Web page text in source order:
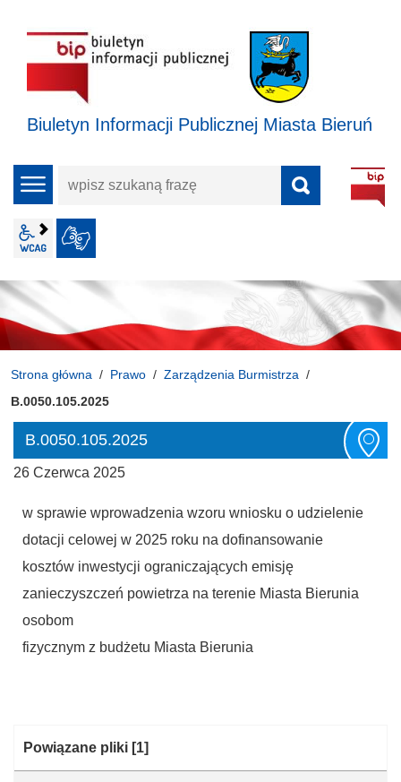
Biuletyn Informacji Publicznej Miasta Bieruń
menu
wpisz
frazę
wcag2.1
Strona główna Prawo
Zarządzenia Burmistrza
B.0050.105.2025
B.0050.105.2025
26 Czerwca 2025
w sprawie wprowadzenia wzoru wniosku o udzielenie
dotacji celowej w 2025 roku na dofinansowanie
kosztów inwestycji ograniczających emisję
zanieczyszczeń powietrza na terenie Miasta Bierunia
osobom
fizycznym z budżetu Miasta Bierunia
Kategoria:
Powiązane pliki [1]